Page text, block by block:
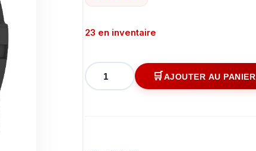
23 en inventaire
quantité
de
AJOUTER AU PANIER